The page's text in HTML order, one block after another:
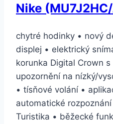
Nike
chytré hodinky • nový
displej • elektrický
korunka Digital Crown
upozornění na nízký/
• tísňové volání •
automatické
Turistika • běžecké